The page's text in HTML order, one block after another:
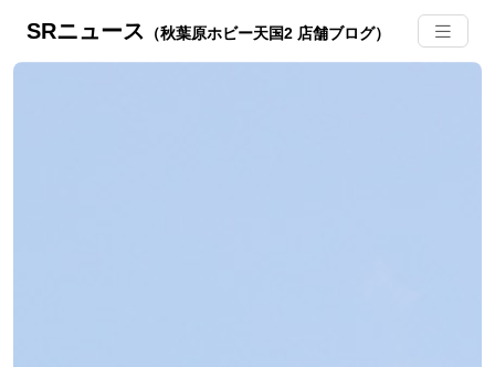
SRニュース （秋葉原ホビー天国2 店舗ブログ）